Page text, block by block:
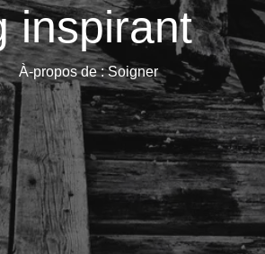
inspirant
À-propos de : Soigner